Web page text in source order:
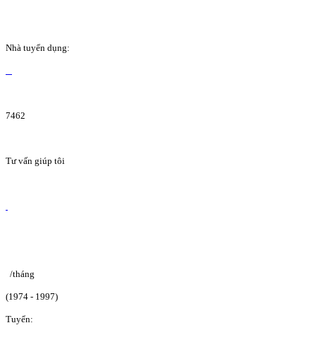
Nhà tuyển dụng:
7462
Tư vấn giúp tôi
/tháng
(1974 - 1997)
Tuyển: